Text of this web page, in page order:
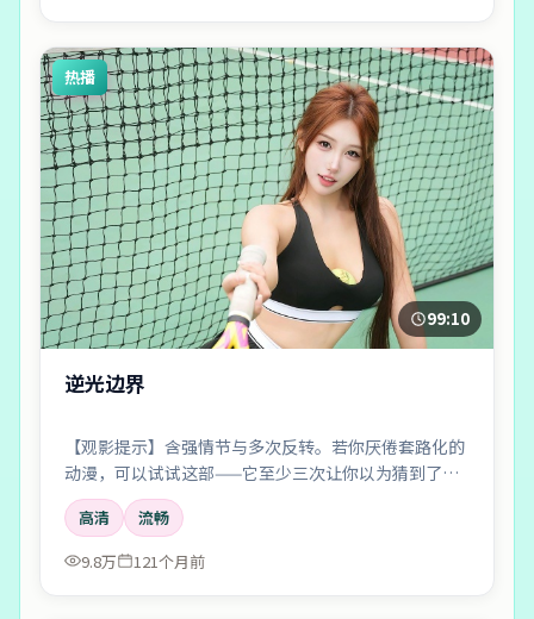
热播
99:10
逆光边界
【观影提示】含强情节与多次反转。若你厌倦套路化的
动漫，可以试试这部——它至少三次让你以为猜到了真
相。
高清
流畅
9.8万
121个月前